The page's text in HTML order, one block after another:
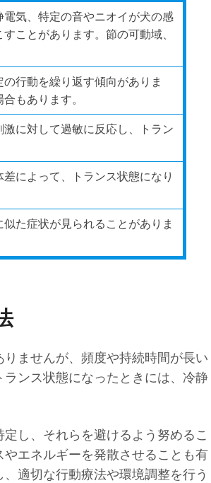
気、特定の音やニオイが犬の感
ことがあります。節の可動域、
行動を繰り返す傾向がありま
もあります。
に対して過敏に反応し、トラン
によって、トランス状態になり
た症状が見られることがありま
ませんが、頻度や持続時間が長い
ンス状態になったときには、冷静
し、それらを避けるよう努めるこ
エネルギーを発散させることも有
適切な行動療法や環境調整を行う